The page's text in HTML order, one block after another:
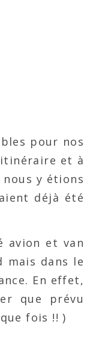
pour nos
et à
y étions
déjà été
avion et van
mais dans le
En effet,
que prévu
fois !! )